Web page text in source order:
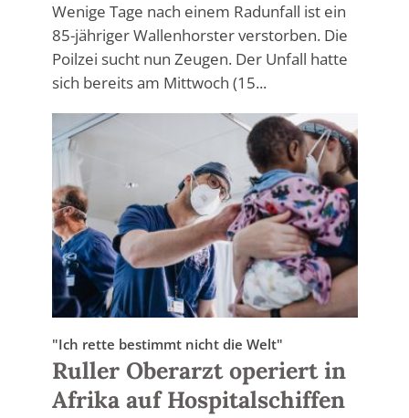
Wenige Tage nach einem Radunfall ist ein
85-jähriger Wallenhorster verstorben. Die
Poilzei sucht nun Zeugen. Der Unfall hatte
sich bereits am Mittwoch (15...
"Ich rette bestimmt nicht die Welt"
Ruller Oberarzt operiert in
Afrika auf Hospitalschiffen